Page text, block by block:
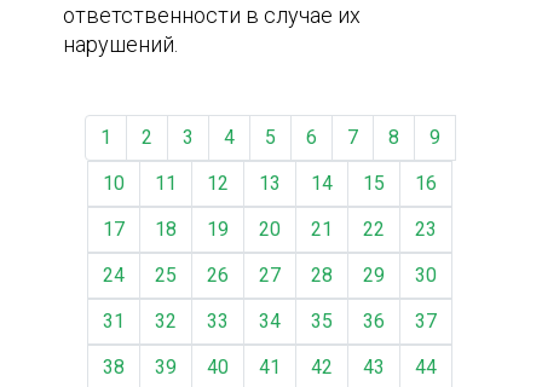
ответственности в случае их
нарушений.
1 2 3 4 5 6 7 8
9
10
11 12 13 14 15
16
17
18 19 20 21 22
23
24
25 26 27 28 29
30
31
32 33 34 35 36
37
38
39 40 41 42 43
44